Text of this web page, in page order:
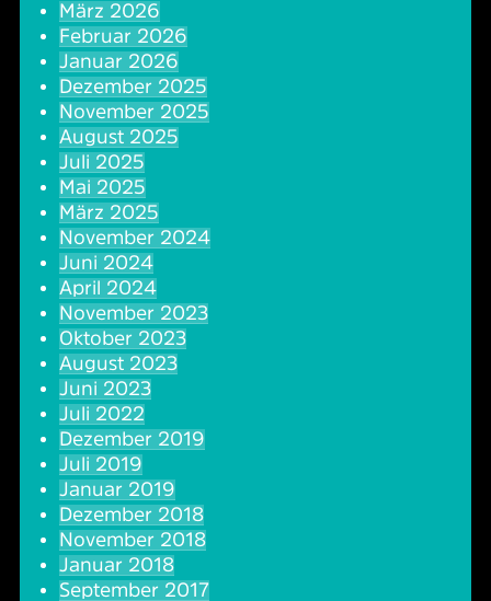
Konzerte
Oper & Operette
Party
Theater & Musical
Vorträge & Lesungen
Kafé Klinker
Hotels & Übernachtung
Essen & Trinken
Barrierefreiheit
Über Lohr a.Main
FAQ – Fragen & Antworten
Kontakt
Seminarbereich
Technik
Downloads
Geschichte
Jobs
Ansprechpartner
Buchungsanfrage
März 2026
Februar 2026
Januar 2026
Dezember 2025
November 2025
August 2025
Juli 2025
Mai 2025
März 2025
November 2024
Juni 2024
April 2024
November 2023
Oktober 2023
August 2023
Juni 2023
Juli 2022
Dezember 2019
Juli 2019
Januar 2019
Dezember 2018
November 2018
Januar 2018
September 2017